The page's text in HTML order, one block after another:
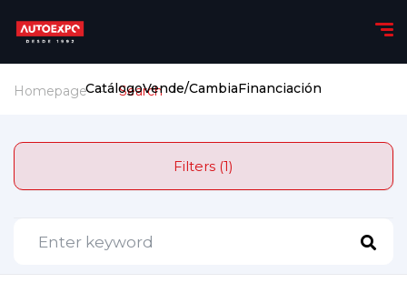
CatálogoVende/CambiaFinanciación
Homepage Search
Filters (1)